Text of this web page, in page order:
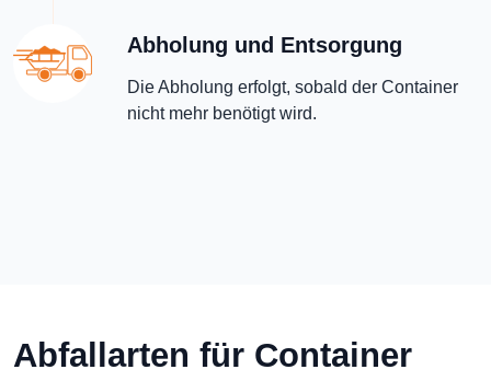
Abholung und Entsorgung
Die Abholung erfolgt, sobald der Container
nicht mehr benötigt wird.
Abfallarten für Container